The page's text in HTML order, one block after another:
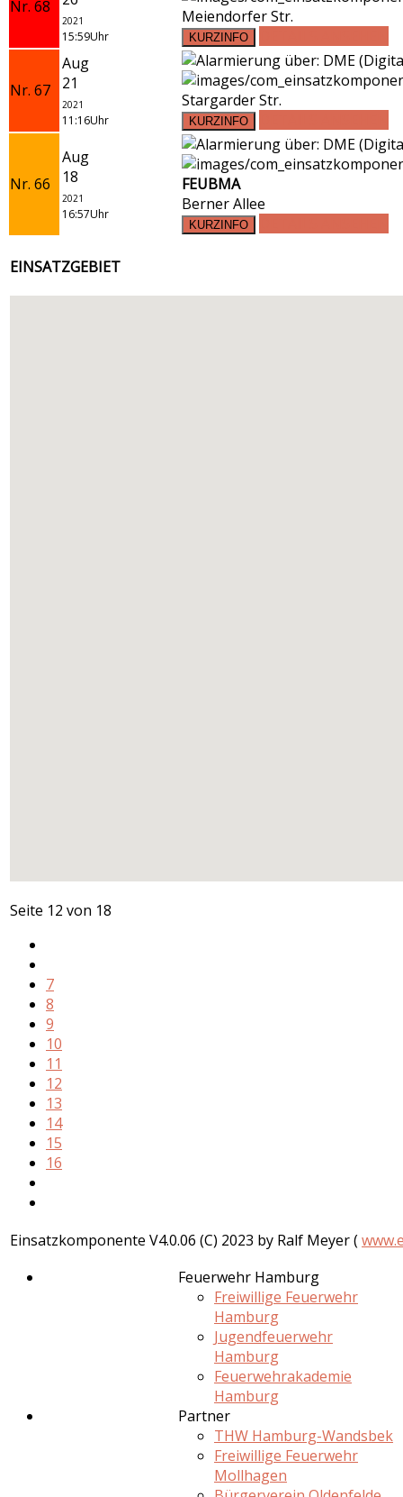
Nr. 68
2021
15:59Uhr
Meiendorfer Str.
Nr. 67
Aug
21
2021
11:16Uhr
Stargarder Str.
Nr. 66
Aug
18
2021
16:57Uhr
FEUBMA
Berner Allee
Seite 12 von 18
7
8
9
10
11
12
13
14
15
16
Einsatzkomponente V4.0.06 (C) 2023 by Ralf Meyer (
EINSATZGEBIET
Feuerwehr Hamburg
Freiwillige Feuerwehr
Hamburg
Jugendfeuerwehr
Hamburg
Feuerwehrakademie
Hamburg
Partner
THW Hamburg-Wandsbek
Freiwillige Feuerwehr
Mollhagen